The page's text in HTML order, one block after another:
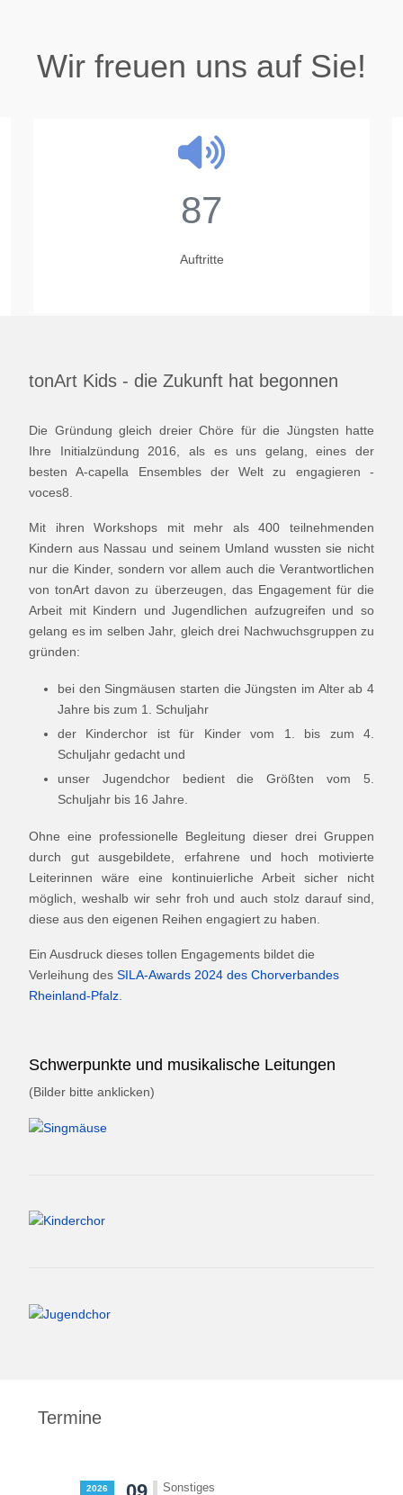
Wir freuen uns auf Sie!
tonArt Kids - die Zukunft hat begonnen
Die Gründung gleich dreier Chöre für die Jüngsten hatte
Ihre Initialzündung 2016, als es uns gelang, eines der
besten A-capella Ensembles der Welt zu engagieren -
voces8.
Mit ihren Workshops mit mehr als 400 teilnehmenden
Kindern aus Nassau und seinem Umland wussten sie nicht
nur die Kinder, sondern vor allem auch die Verantwortlichen
von tonArt davon zu überzeugen, das Engagement für die
Arbeit mit Kindern und Jugendlichen aufzugreifen und so
gelang es im selben Jahr, gleich drei Nachwuchsgruppen zu
gründen:
bei den Singmäusen starten die Jüngsten im Alter ab 4
Jahre bis zum 1. Schuljahr
der Kinderchor ist für Kinder vom 1. bis zum 4.
Schuljahr gedacht und
unser Jugendchor bedient die Größten vom 5.
Schuljahr bis 16 Jahre.
Ohne eine professionelle Begleitung dieser drei Gruppen
durch gut ausgebildete, erfahrene und hoch motivierte
Leiterinnen wäre eine kontinuierliche Arbeit sicher nicht
möglich, weshalb wir sehr froh und auch stolz darauf sind,
diese aus den eigenen Reihen engagiert zu haben.
Ein Ausdruck dieses tollen Engagements bildet die
Verleihung des SILA-Awards 2024 des Chorverbandes
Rheinland-Pfalz
Schwerpunkte und musikalische Leitungen
(Bilder bitte anklicken)
Termine